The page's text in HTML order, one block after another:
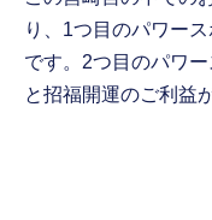
り、1つ目のパワー
です。2つ目のパワ
と招福開運のご利益